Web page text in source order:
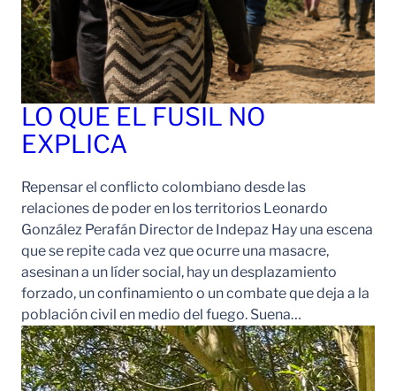
LO QUE EL FUSIL NO
EXPLICA
Repensar el conflicto colombiano desde las
relaciones de poder en los territorios Leonardo
González Perafán Director de Indepaz Hay una escena
que se repite cada vez que ocurre una masacre,
asesinan a un líder social, hay un desplazamiento
forzado, un confinamiento o un combate que deja a la
población civil en medio del fuego. Suena…